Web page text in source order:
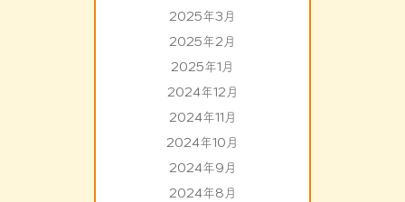
2025年3月
2025年2月
2025年1月
2024年12月
2024年11月
2024年10月
2024年9月
2024年8月